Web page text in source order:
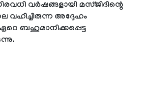
വര്‍ഷങ്ങളായി മസ്ജിദിന്റെ
വഹിച്ചിരുന്ന അദ്ദേഹം
ബഹുമാനിക്കപ്പെട്ട